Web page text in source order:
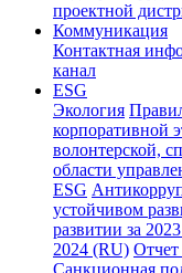
проектной
Коммуникация
Контактная
канал
ESG
Экология
корпоративной
волонтерской,
области
ESG
устойчивом
развитии за
2024 (RU) Отчет
Санкционная